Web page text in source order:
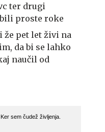
ter drugi
proste roke
že pet let živi na
da bi se lahko
naučil od